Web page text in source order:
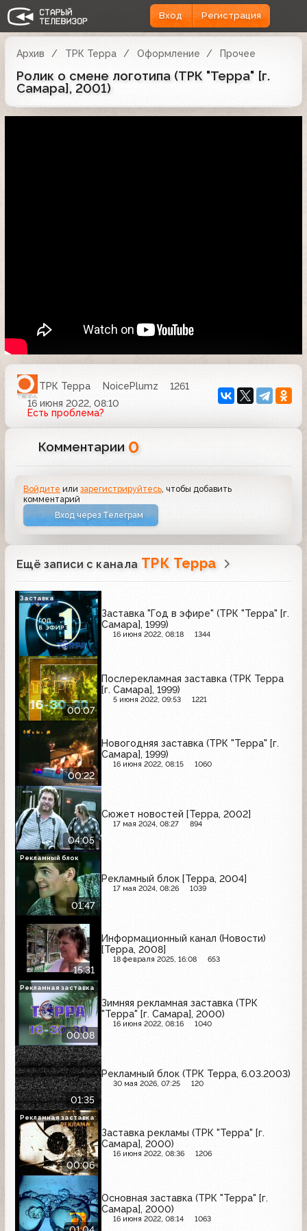
Вход Регистрация
Архив ТРК Терра Оформление Прочее
Ролик о смене логотипа (ТРК "Терра" [г.
Самара], 2001)
ТРК Терра NoicePlumz
1261
16 июня 2022, 08:10
Есть проблема?
Комментарии 0
Войдите илизарегистрируйтесь , чтобы добавить
комментарий
Вход через Телеграм
Ещё записи с канала ТРК Терра
Заставка "Год в эфире" (ТРК "Терра" [г.
Самара], 1999)
16 июня 2022, 08:18 1344
Заставка
00:07
Послерекламная заставка (ТРК Терра
[г. Самара], 1999)
5 июня 2022, 09:53 1221
00:22
Новогодняя заставка (ТРК "Терра" [г.
Самара], 1999)
16 июня 2022, 08:15 1060
04:05
Сюжет новостей [Терра, 2002]
17 мая 2024, 08:27 894
01:47
Рекламный блок [Терра, 2004]
17 мая 2024, 08:26 1039
Рекламный блок
15:31
Информационный канал (Новости)
[Терра, 2008]
18 февраля 2025, 16:08 653
00:08
Зимняя рекламная заставка (ТРК
"Терра" [г. Самара], 2000)
16 июня 2022, 08:16 1040
Рекламная заставка
01:35
Рекламный блок (ТРК Терра, 6.03.2003)
30 мая 2026, 07:25 120
00:06
Заставка рекламы (ТРК "Терра" [г.
Самара], 2000)
16 июня 2022, 08:36 1206
Рекламная заставка
Основная заставка (ТРК "Терра" [г.
Самара], 2000)
16 июня 2022, 08:14 1063